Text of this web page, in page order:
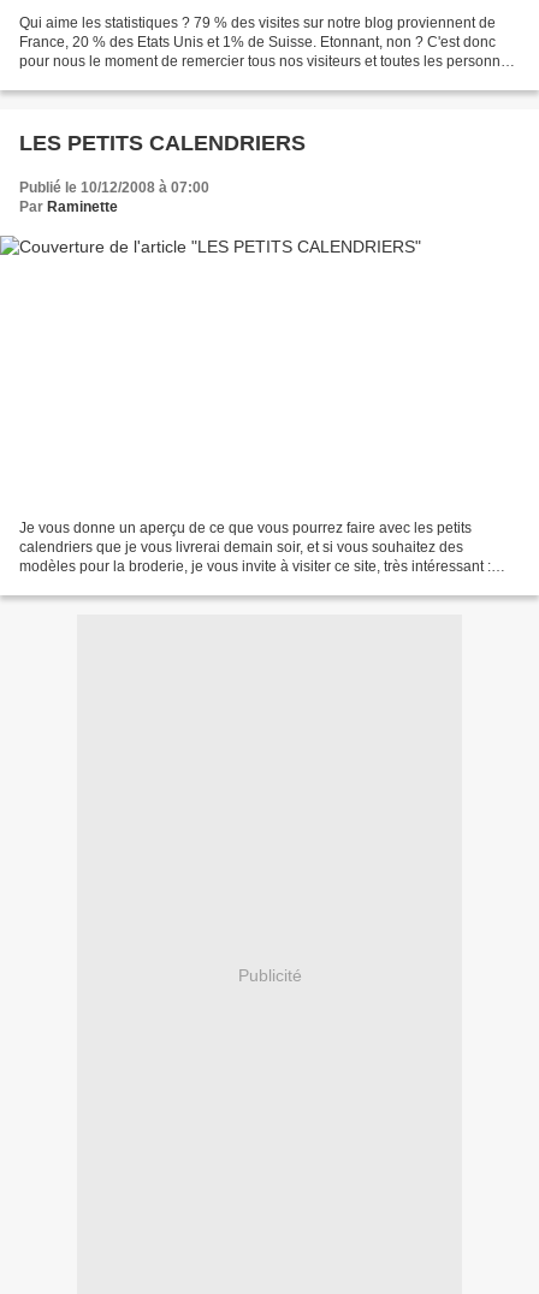
Qui aime les statistiques ? 79 % des visites sur notre blog proviennent de
France, 20 % des Etats Unis et 1% de Suisse. Etonnant, non ? C'est donc
pour nous le moment de remercier tous nos visiteurs et toutes les personnes
LES PETITS CALENDRIERS
Publié le 10/12/2008 à 07:00
Par Raminette
Je vous donne un aperçu de ce que vous pourrez faire avec les petits
calendriers que je vous livrerai demain soir, et si vous souhaitez des
modèles pour la broderie, je vous invite à visiter ce site, très intéressant :
Publicité